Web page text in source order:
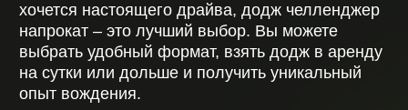
+375 (44) 717-76-76
НАВИГАЦИЯ